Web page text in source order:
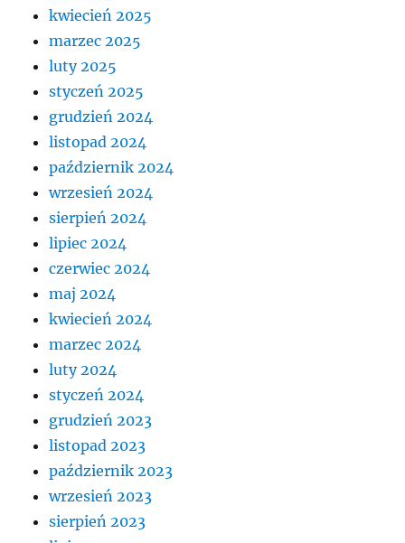
kwiecień 2025
marzec 2025
luty 2025
styczeń 2025
grudzień 2024
listopad 2024
październik 2024
wrzesień 2024
sierpień 2024
lipiec 2024
czerwiec 2024
maj 2024
kwiecień 2024
marzec 2024
luty 2024
styczeń 2024
grudzień 2023
listopad 2023
październik 2023
wrzesień 2023
sierpień 2023